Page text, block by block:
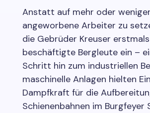
Anstatt auf mehr oder
angeworbene Arbeiter zu
die Gebrüder Kreuser
beschäftigte Bergleute ein –
Schritt hin zum industriellen
maschinelle Anlagen hielten
Dampfkraft für die
Schienenbahnen im Burgfeyer